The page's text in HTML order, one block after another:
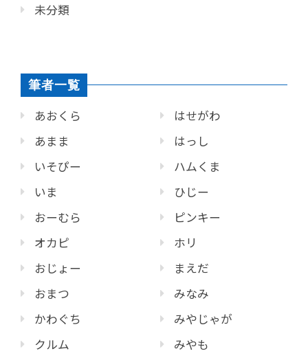
未分類
筆者一覧
あおくら
あまま
いそぴー
いま
おーむら
オカピ
おじょー
おまつ
かわぐち
クルム
はせがわ
はっし
ハムくま
ひじー
ピンキー
ホリ
まえだ
みなみ
みやじゃが
みやも